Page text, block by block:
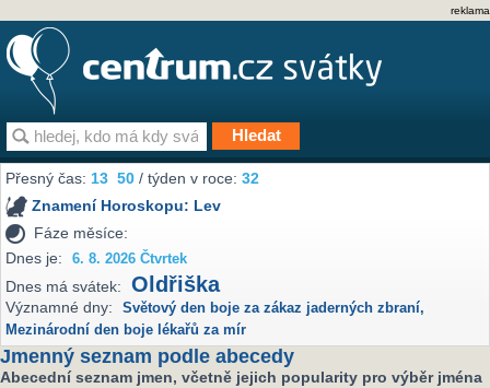
reklama
Přesný čas:13 50 / týden v roce:32
Znamení Horoskopu: Lev
Fáze měsíce:
Dnes je:
6. 8. 2026 Čtvrtek
Dnes má svátek: Oldřiška
Významné dny: Světový den boje za zákaz jaderných zbraní,
Mezinárodní den boje lékařů za mír
Jmenný seznam podle abecedy
Abecední seznam jmen, včetně jejich popularity pro výběr jména